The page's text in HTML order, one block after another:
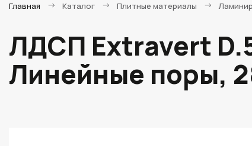
Главная Каталог Плитные материалы
ЛДСП Extravert
Линейные поры,